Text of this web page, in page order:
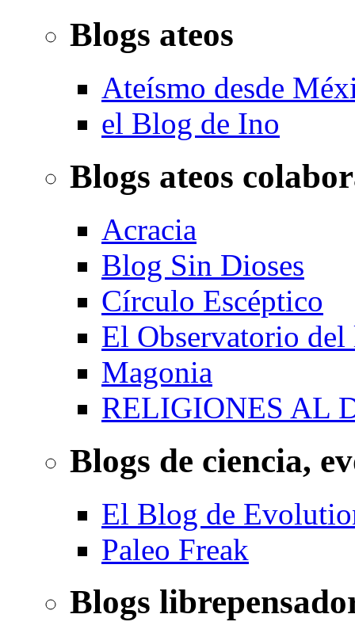
Blogs ateos
Ateísmo desde
el Blog de Ino
Blogs ateos
Acracia
Blog Sin Dioses
Círculo Escéptico
El Observatorio
Magonia
RELIGIONES AL
Blogs de ciencia,
El Blog de
Paleo Freak
Blogs